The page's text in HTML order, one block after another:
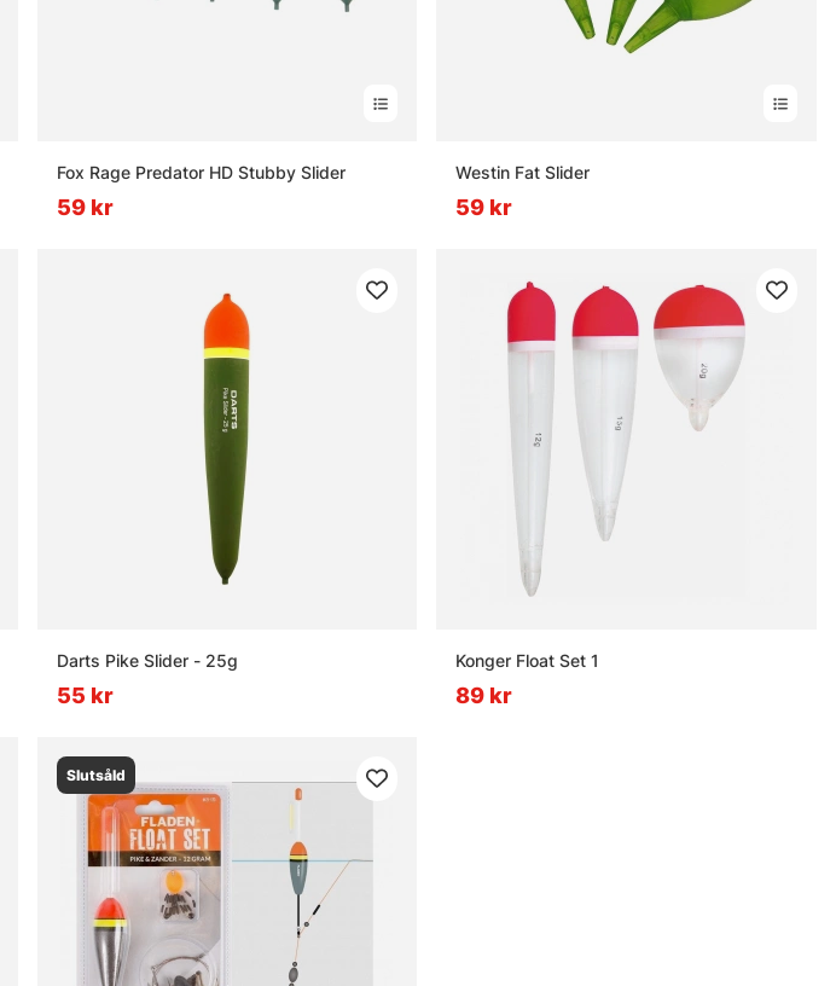
Fox Rage Predator HD Stubby Slider
59 kr
Westin Fat Slider
59 kr
Darts Pike Slider - 25g
55 kr
Konger Float Set 1
89 kr
Slutsåld